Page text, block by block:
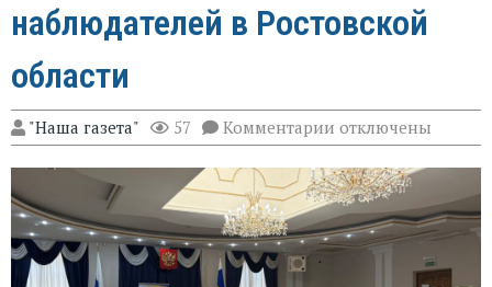
наблюдателей в Ростовской
области
"Наша газета" 57 Комментарии к
записи
Эксперт
Александр
Брод
высоко
оценил
подготовку
наблюдателей
отключены